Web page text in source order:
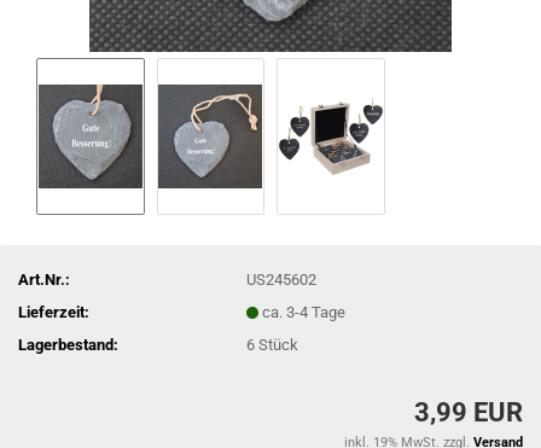
Art.Nr.:
US245602
Lieferzeit:
ca. 3-4 Tage
Lagerbestand:
6Stück
3,99 EUR
inkl. 19% MwSt. zzgl. Versand